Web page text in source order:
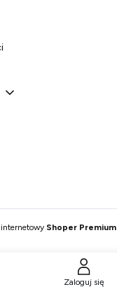
Shoper Premium
Zaloguj się